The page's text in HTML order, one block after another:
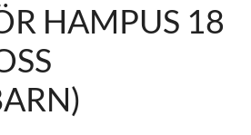
HAMPUS 18